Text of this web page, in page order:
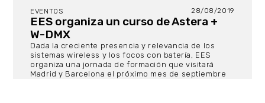
EVENTOS 28/08/2019
EES organiza un curso de Astera +
W-DMX
Dada la creciente presencia y relevancia de los
sistemas wireless y los focos con batería, EES
organiza una jornada de formación que visitará
Madrid y Barcelona el próximo mes de septiembre